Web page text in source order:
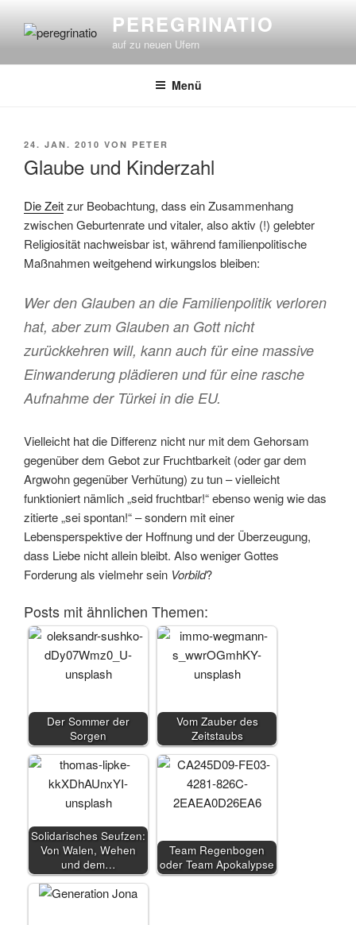
Inhalt
PEREGRINATIO
auf zu neuen Ufern
Menü
VERÖFFENTLICHT
24. JAN. 2010 VON PETER
Glaube und Kinderzahl
Die Zeitzur Beobachtung, dass ein Zusammenhang
zwischen Geburtenrate und vitaler, also aktiv (!) gelebter
Religiosität nachweisbar ist, während familienpolitische
Maßnahmen weitgehend wirkungslos bleiben:
Wer den Glauben an die Familienpolitik verloren
hat, aber zum Glauben an Gott nicht
zurückkehren will, kann auch für eine massive
Einwanderung plädieren und für eine rasche
Aufnahme der Türkei in die EU.
Vielleicht hat die Differenz nicht nur mit dem Gehorsam
gegenüber dem Gebot zur Fruchtbarkeit (oder gar dem
Argwohn gegenüber Verhütung) zu tun – vielleicht
funktioniert nämlich „seid fruchtbar!“ ebenso wenig wie das
zitierte „sei spontan!“ – sondern mit einer
Lebensperspektive der Hoffnung und der Überzeugung,
dass Liebe nicht allein bleibt. Also weniger Gottes
Forderung als vielmehr sein Vorbild?
Posts mit ähnlichen Themen:
Der Sommer der
Sorgen
Vom Zauber des
Zeitstaubs
Solidarisches Seufzen:
Von Walen, Wehen
und dem…
Team Regenbogen
oder Team Apokalypse